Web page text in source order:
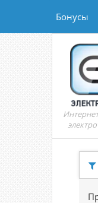
Бонусы